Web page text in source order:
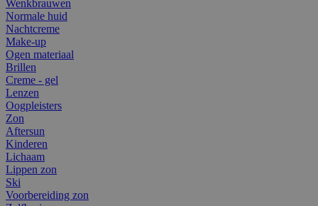
Wenkbrauwen
Normale huid
Nachtcreme
Make-up
Ogen materiaal
Brillen
Creme - gel
Lenzen
Oogpleisters
Zon
Aftersun
Kinderen
Lichaam
Lippen zon
Ski
Voorbereiding zon